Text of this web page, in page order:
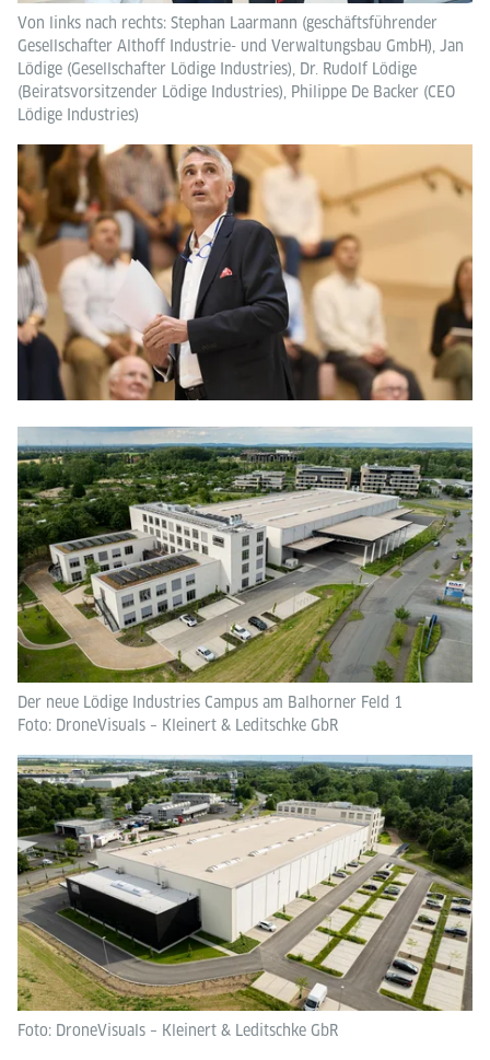
Von links nach rechts: Stephan Laarmann (geschäftsführender
Gesellschafter Althoff Industrie- und Verwaltungsbau GmbH), Jan
Lödige (Gesellschafter Lödige Industries), Dr. Rudolf Lödige
(Beiratsvorsitzender Lödige Industries), Philippe De Backer (CEO
Lödige Industries)
Der neue Lödige Industries Campus am Balhorner Feld 1
Foto: DroneVisuals – Kleinert & Leditschke GbR
Foto: DroneVisuals – Kleinert & Leditschke GbR